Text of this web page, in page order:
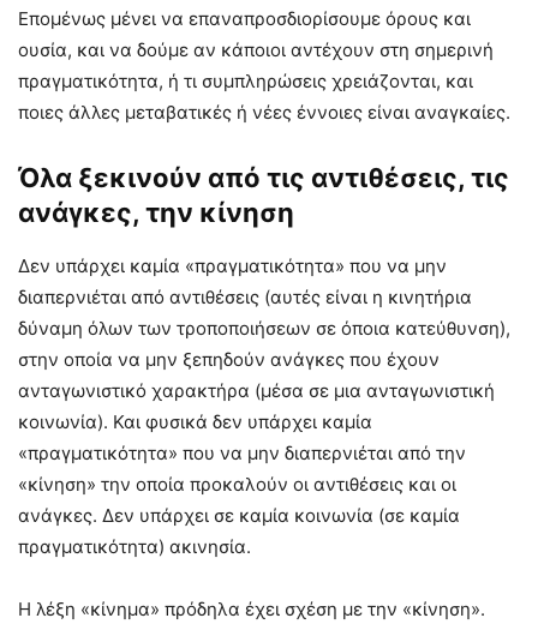
Επομένως μένει να επαναπροσδιορίσουμε όρους και
ουσία, και να δούμε αν κάποιοι αντέχουν στη σημερινή
πραγματικότητα, ή τι συμπληρώσεις χρειάζονται, και
ποιες άλλες μεταβατικές ή νέες έννοιες είναι αναγκαίες.
Όλα ξεκινούν από τις αντιθέσεις, τις
ανάγκες, την κίνηση
Δεν υπάρχει καμία «πραγματικότητα» που να μην
διαπερνιέται από αντιθέσεις (αυτές είναι η κινητήρια
δύναμη όλων των τροποποιήσεων σε όποια κατεύθυνση),
στην οποία να μην ξεπηδούν ανάγκες που έχουν
ανταγωνιστικό χαρακτήρα (μέσα σε μια ανταγωνιστική
κοινωνία). Και φυσικά δεν υπάρχει καμία
«πραγματικότητα» που να μην διαπερνιέται από την
«κίνηση» την οποία προκαλούν οι αντιθέσεις και οι
ανάγκες. Δεν υπάρχει σε καμία κοινωνία (σε καμία
πραγματικότητα) ακινησία.
Η λέξη «κίνημα» πρόδηλα έχει σχέση με την «κίνηση».